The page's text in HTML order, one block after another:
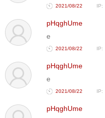
2021/08/22
pHqghUme
e
2021/08/22
pHqghUme
e
2021/08/22
pHqghUme